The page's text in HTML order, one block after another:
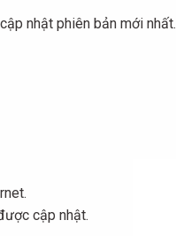
nhật phiên bản mới nhất.
cập nhật.